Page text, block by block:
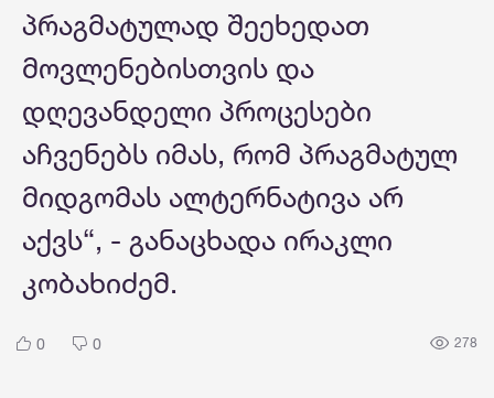
პრაგმატულად შეეხედათ
მოვლენებისთვის და
დღევანდელი პროცესები
აჩვენებს იმას, რომ პრაგმატულ
მიდგომას ალტერნატივა არ
აქვს“, - განაცხადა ირაკლი
კობახიძემ.
0 0 278